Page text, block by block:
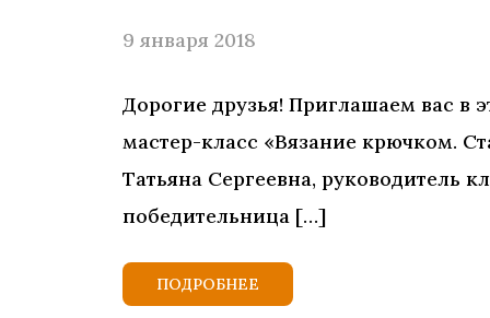
9 января 2018
Дорогие друзья! Приглашаем вас в
мастер-класс «Вязание крючком.
Татьяна Сергеевна, руководитель
победительница […]
ПОДРОБНЕЕ